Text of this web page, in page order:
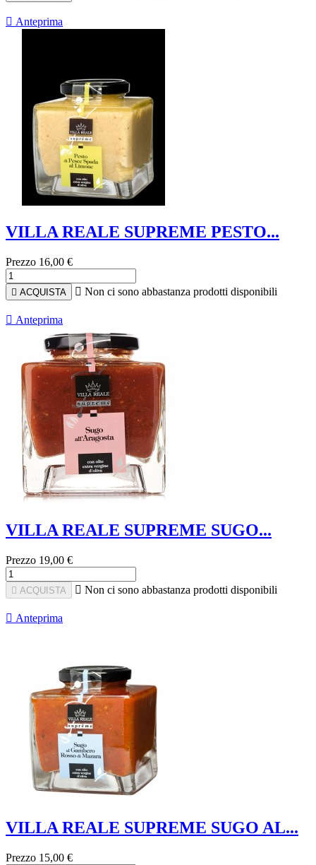
 Anteprima
VILLA REALE SUPREME PESTO...
Prezzo 16,00 €
 ACQUISTA  Non ci sono abbastanza prodotti disponibili
 Anteprima
VILLA REALE SUPREME SUGO...
Prezzo 19,00 €
 ACQUISTA  Non ci sono abbastanza prodotti disponibili
 Anteprima
VILLA REALE SUPREME SUGO AL...
Prezzo 15,00 €